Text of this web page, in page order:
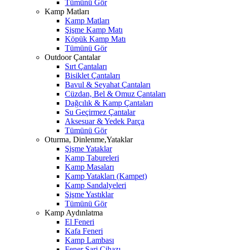
Tümünü Gör
Kamp Matları
Kamp Matları
Şişme Kamp Matı
Köpük Kamp Matı
Tümünü Gör
Outdoor Çantalar
Sırt Çantaları
Bisiklet Çantaları
Bavul & Seyahat Çantaları
Cüzdan, Bel & Omuz Çantaları
Dağcılık & Kamp Çantaları
Su Geçirmez Çantalar
Aksesuar & Yedek Parça
Tümünü Gör
Oturma, Dinlenme,Yataklar
Şişme Yataklar
Kamp Tabureleri
Kamp Masaları
Kamp Yatakları (Kampet)
Kamp Sandalyeleri
Şişme Yastıklar
Tümünü Gör
Kamp Aydınlatma
El Feneri
Kafa Feneri
Kamp Lambası